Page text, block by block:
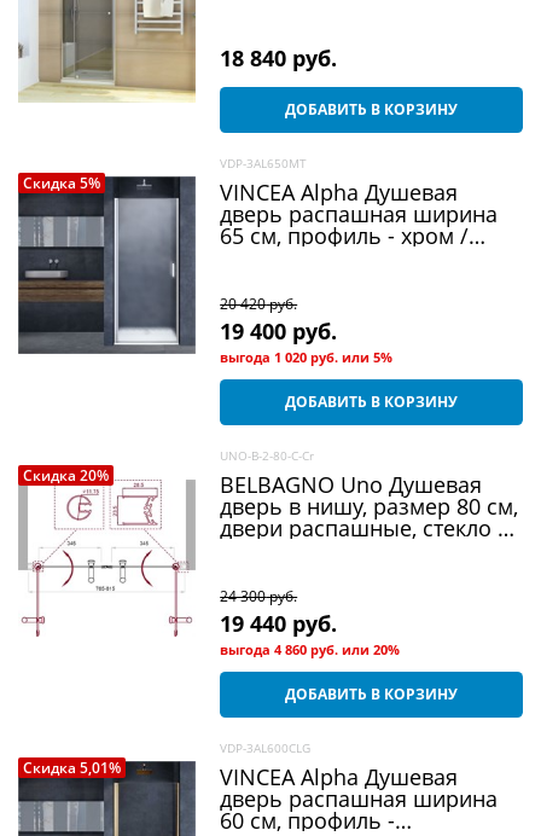
18 840 руб.
ДОБАВИТЬ В КОРЗИНУ
Скидка 5%
VDP-3AL650MT
VINCEA Alpha Душевая
дверь распашная ширина
65 см, профиль - хром /
20 420 руб.
19 400 руб.
выгода 1 020 руб. или5%
ДОБАВИТЬ В КОРЗИНУ
Скидка 20%
UNO-B-2-80-C-Cr
BELBAGNO Uno Душевая
дверь в нишу, размер 80 см,
двери распашные, стекло 5
24 300 руб.
19 440 руб.
выгода4 860 руб. или20%
ДОБАВИТЬ В КОРЗИНУ
Скидка 5,01%
VDP-3AL600CLG
VINCEA Alpha Душевая
дверь распашная ширина
60 см, профиль -